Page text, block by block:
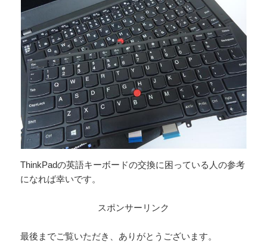
ThinkPadの英語キーボードの交換に困っている人の参考
になれば幸いです。
スポンサーリンク
最後までご覧いただき、ありがとうございます。